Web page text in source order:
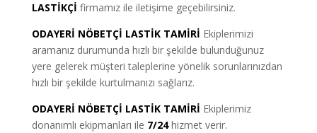
LASTİKÇİ firmamız ile iletişime geçebilirsiniz.
ODAYERİ NÖBETÇİ LASTİK TAMİRİ Ekiplerimizi
aramanız durumunda hızlı bir şekilde bulunduğunuz
yere gelerek müşteri taleplerine yönelik sorunlarınızdan
hızlı bir şekilde kurtulmanızı sağlarız.
ODAYERİ NÖBETÇİ LASTİK TAMİRİ Ekiplerimiz
donanımlı ekipmanları ile 7/24hizmet verir.